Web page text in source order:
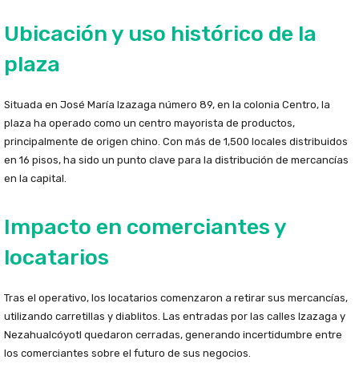
Ubicación y uso histórico de la
plaza
Situada en José María Izazaga número 89, en la colonia Centro, la
plaza ha operado como un centro mayorista de productos,
principalmente de origen chino. Con más de 1,500 locales distribuidos
en 16 pisos, ha sido un punto clave para la distribución de mercancías
en la capital.
Impacto en comerciantes y
locatarios
Tras el operativo, los locatarios comenzaron a retirar sus mercancías,
utilizando carretillas y diablitos. Las entradas por las calles Izazaga y
Nezahualcóyotl quedaron cerradas, generando incertidumbre entre
los comerciantes sobre el futuro de sus negocios.